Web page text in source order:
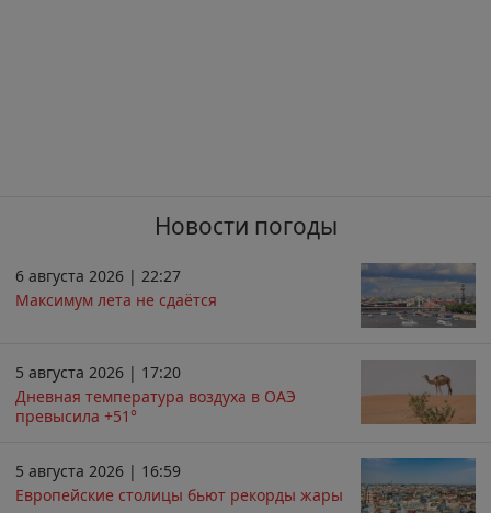
Новости погоды
6 августа 2026 | 22:27
Максимум лета не сдаётся
5 августа 2026 | 17:20
Дневная температура воздуха в ОАЭ
превысила +51°
5 августа 2026 | 16:59
Европейские столицы бьют рекорды жары